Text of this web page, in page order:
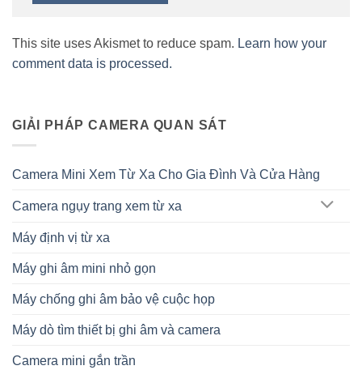
This site uses Akismet to reduce spam. Learn how your
comment data is processed.
GIẢI PHÁP CAMERA QUAN SÁT
Camera Mini Xem Từ Xa Cho Gia Đình Và Cửa Hàng
Camera ngụy trang xem từ xa
Máy định vị từ xa
Máy ghi âm mini nhỏ gọn
Máy chống ghi âm bảo vệ cuộc họp
Máy dò tìm thiết bị ghi âm và camera
Camera mini gắn trần